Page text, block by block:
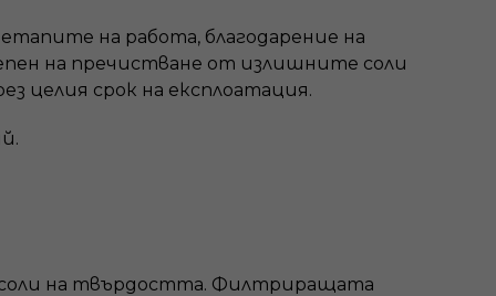
на работа, благодарение на
на пречистване от излишните соли
целия срок на експлоатация.
на твърдостта. Филтриращата